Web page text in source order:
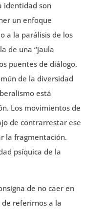
identidad son
un enfoque
a la parálisis de los
de una “jaula
puentes de diálogo.
de la diversidad
está
Los movimientos de
de contrarrestar ese
la fragmentación.
psíquica de la
de no caer en
referirnos a la